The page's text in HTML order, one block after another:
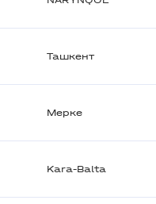
Ташкент
Мерке
Kara-Balta